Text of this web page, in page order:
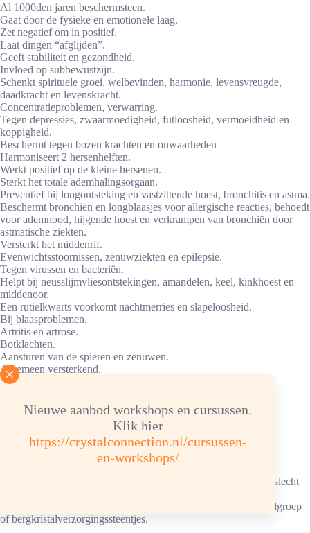
Nieuwe aanbod workshops en cursussen.
Klik hier
https://crystalconnection.nl/cursussen-
en-workshops/
Al 1000den jaren beschermsteen.
Gaat door de fysieke en emotionele laag.
Zet negatief om in positief.
Laat dingen “afglijden”.
Geeft stabiliteit en gezondheid.
Invloed op subbewustzijn.
Schenkt spirituele groei, welbevinden, harmonie, levensvreugde,
daadkracht en levenskracht.
Concentratieproblemen, verwarring.
Tegen depressies, zwaarmoedigheid, futloosheid, vermoeidheid en
koppigheid.
Beschermt tegen bozen krachten en onwaarheden
Harmoniseert 2 hersenhelften.
Werkt positief op de kleine hersenen.
Sterkt het totale ademhalingsorgaan.
Preventief bij longontsteking en vastzittende hoest, bronchitis en astma.
Beschermt bronchiën en longblaasjes voor allergische reacties, behoedt
voor ademnood, hijgende hoest en verkrampen van bronchiën door
astmatische ziekten.
Versterkt het middenrif.
Evenwichtsstoornissen, zenuwziekten en epilepsie.
Tegen virussen en bacteriën.
Helpt bij neusslijmvliesontstekingen, amandelen, keel, kinkhoest en
middenoor.
Een rutielkwarts voorkomt nachtmerries en slapeloosheid.
Bij blaasproblemen.
Artritis en artrose.
Botklachten.
Aansturen van de spieren en zenuwen.
Algemeen versterkend.
Immuunsysteem.
Meer informatie over rutielkwarts
Advies energetische verzorging
Reinigen/ontladen: 1 tot 2x per maand onder stromend water.
Ketting/armband: in hematietverzorgingssteentjes, elastiek kan slecht
Opladen: aansluitend, in zon/daglicht of 4 uur in een bergkristalgroep
of bergkristalverzorgingssteentjes.